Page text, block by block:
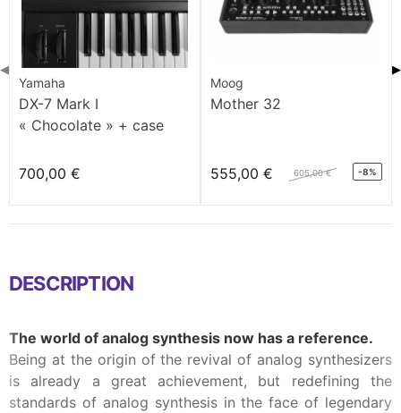
Yamaha
DX-7 Mark I
« Chocolate » + case
700,00 €
Moog
Mother 32
555,00 € 605,00 € -8%
◀ ▶
DESCRIPTION
The world of analog synthesis now has a reference.
Being at the origin of the revival of analog synthesizers
is already a great achievement, but redefining the
standards of analog synthesis in the face of legendary